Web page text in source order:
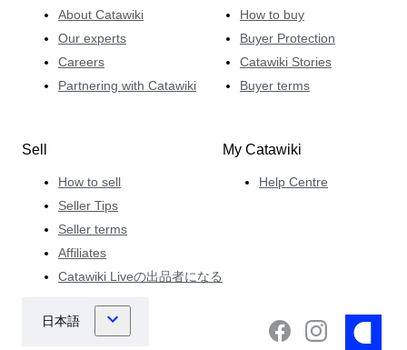
About Catawiki
Our experts
Careers
Partnering with Catawiki
How to buy
Buyer Protection
Catawiki Stories
Buyer terms
Sell
How to sell
Seller Tips
Seller terms
Affiliates
Catawiki Liveの出品者になる
My Catawiki
Help Centre